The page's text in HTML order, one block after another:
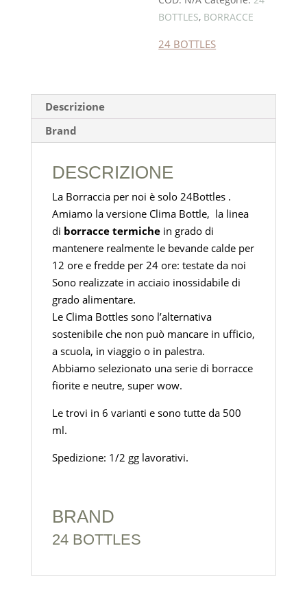
BOTTLES, BORRACCE
24 BOTTLES
Descrizione
Brand
DESCRIZIONE
La Borraccia per noi è solo 24Bottles .
Amiamo la versione Clima Bottle, la linea
di borracce termichein grado di
mantenere realmente le bevande calde per
12 ore e fredde per 24 ore: testate da noi
Sono realizzate in acciaio inossidabile di
grado alimentare.
Le Clima Bottles sono l’alternativa
sostenibile che non può mancare in ufficio,
a scuola, in viaggio o in palestra.
Abbiamo selezionato una serie di borracce
fiorite e neutre, super wow.
Le trovi in 6 varianti e sono tutte da 500
ml.
Spedizione: 1/2 gg lavorativi.
BRAND
24 BOTTLES